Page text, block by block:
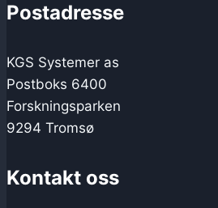
Postadresse
KGS Systemer as
Postboks 6400
Forskningsparken
9294 Tromsø
Kontakt oss